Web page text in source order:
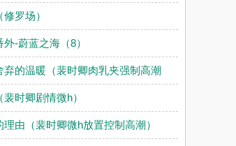
罗场）
-蔚蓝之海（8）
弃的温暖（裴时卿肉乳夹强制高潮
裴时卿剧情微h）
理由（裴时卿微h放置控制高潮）